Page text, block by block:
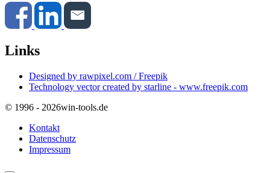
Links
Designed by rawpixel.com / Freepik
Technology vector created by starline - www.freepik.com
© 1996 - 2026win-tools.de
Kontakt
Datenschutz
Impressum